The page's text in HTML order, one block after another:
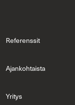
Re­fe­rens­sit
Ajan­koh­tais­ta
Yri­tys